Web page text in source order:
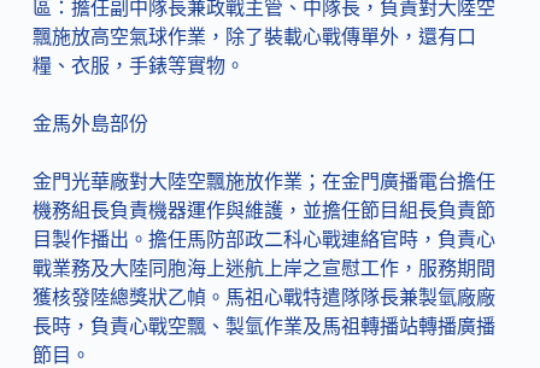
區：擔任副中隊長兼政戰主管、中隊長，負責對大陸空
飄施放高空氣球作業，除了裝載心戰傳單外，還有口
糧、衣服，手錶等實物。
金馬外島部份
金門光華廠對大陸空飄施放作業；在金門廣播電台擔任
機務組長負責機器運作與維護，並擔任節目組長負責節
目製作播出。擔任馬防部政二科心戰連絡官時，負責心
戰業務及大陸同胞海上迷航上岸之宣慰工作，服務期間
獲核發陸總獎狀乙幀。馬祖心戰特遣隊隊長兼製氫廠廠
長時，負責心戰空飄、製氫作業及馬祖轉播站轉播廣播
節目。